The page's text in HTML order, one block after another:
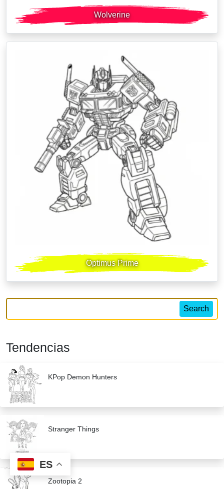
Wolverine
Optimus Prime
Search
Tendencias
KPop Demon Hunters
Stranger Things
Zootopia 2
ES